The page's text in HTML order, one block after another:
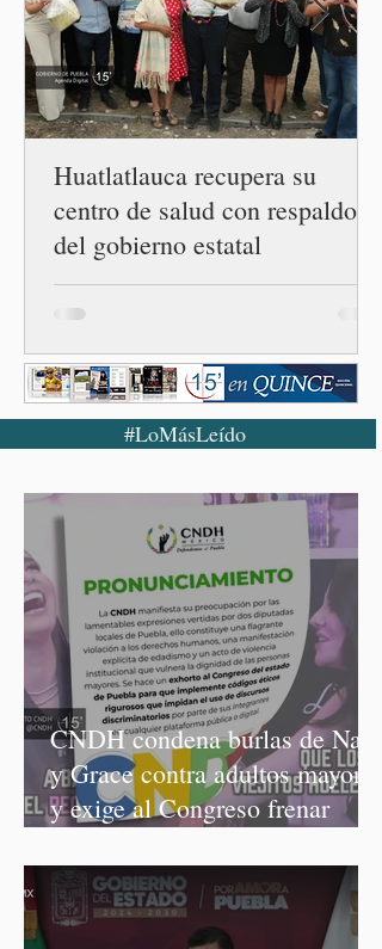
Palacio Nacional, el
funcionario informó que en
el país únicamente se han
confirmado 33 casos de esta
enferme
Huatlatlauca recupera su
centro de salud con respaldo
del gobierno estatal
#LoMásLeído
CNDH condena burlas de Nay
y Grace contra adultos mayores
y exige al Congreso frenar